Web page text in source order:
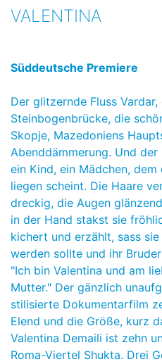
VALENTINA
Süddeutsche Premiere
Der glitzernde Fluss
Steinbogenbrücke, die
Skopje, Mazedoniens
Abenddämmerung. Und
ein Kind, ein Mädchen, dem
liegen scheint. Die Haare
dreckig, die Augen
in der Hand stakst sie
kichert und erzählt, sass
werden sollte und ihr
"Ich bin Valentina und am
Mutter." Der gänzlich
stilisierte Dokumentarfilm
Elend und die Größe, kurz
Valentina Demaili ist zehn
Roma-Viertel Shukta. Drei